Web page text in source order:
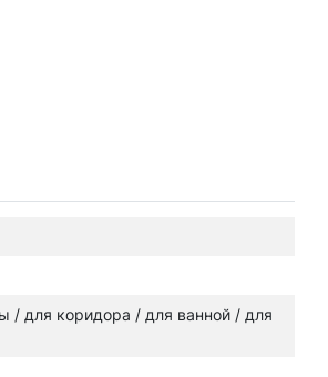
/ для коридора / для ванной / для